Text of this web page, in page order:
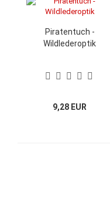
Piratentuch -
Wildlederoptik
9,28 EUR